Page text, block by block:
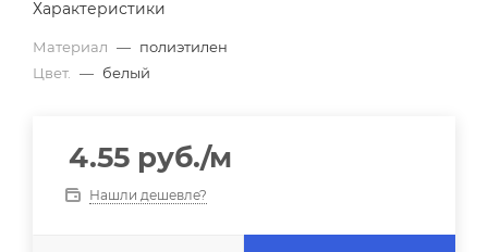
Характеристики
Материал — полиэтилен
Цвет.
— белый
4.55 руб./м
Нашли дешевле?